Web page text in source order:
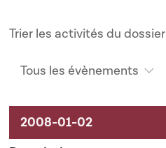
Trier les activités du dossier
Tous les évènements
Activités liées au dossier